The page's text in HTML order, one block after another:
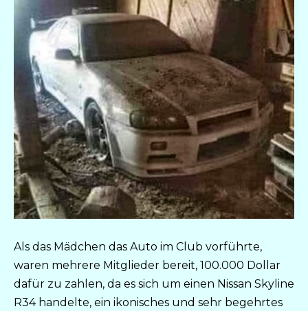
Als das Mädchen das Auto im Club vorführte,
waren mehrere Mitglieder bereit, 100.000 Dollar
dafür zu zahlen, da es sich um einen Nissan Skyline
R34 handelte, ein ikonisches und sehr begehrtes